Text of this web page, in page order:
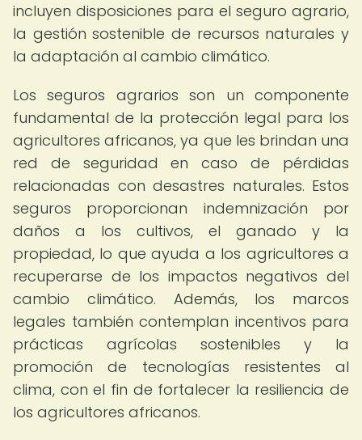
incluyen disposiciones para el seguro agrario,
la gestión sostenible de recursos naturales y
la adaptación al cambio climático.
Los seguros agrarios son un componente
fundamental de la protección legal para los
agricultores africanos, ya que les brindan una
red de seguridad en caso de pérdidas
relacionadas con desastres naturales. Estos
seguros proporcionan indemnización por
daños a los cultivos, el ganado y la
propiedad, lo que ayuda a los agricultores a
recuperarse de los impactos negativos del
cambio climático. Además, los marcos
legales también contemplan incentivos para
prácticas agrícolas sostenibles y la
promoción de tecnologías resistentes al
clima, con el fin de fortalecer la resiliencia de
los agricultores africanos.